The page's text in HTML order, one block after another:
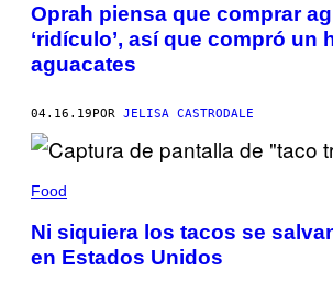
Oprah piensa que comprar
‘ridículo’, así que compró un
aguacates
04.16.19POR JELISA CASTRODALE
Food
Ni siquiera los tacos se
en Estados Unidos